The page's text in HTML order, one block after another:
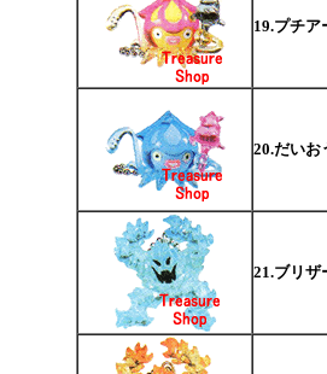
19.プチア
20.だいお
21.ブリザ